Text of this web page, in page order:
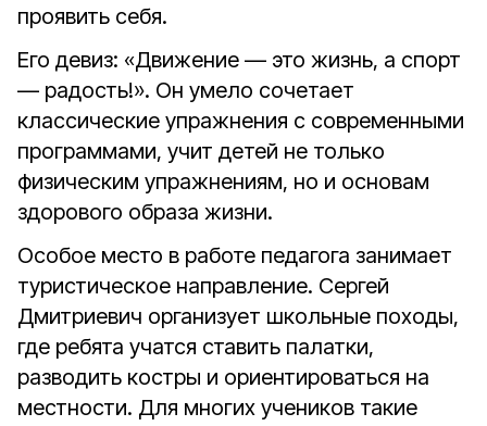
проявить себя.
Его девиз: «Движение — это жизнь, а спорт
— радость!». Он умело сочетает
классические упражнения с современными
программами, учит детей не только
физическим упражнениям, но и основам
здорового образа жизни.
Особое место в работе педагога занимает
туристическое направление. Сергей
Дмитриевич организует школьные походы,
где ребята учатся ставить палатки,
разводить костры и ориентироваться на
местности. Для многих учеников такие